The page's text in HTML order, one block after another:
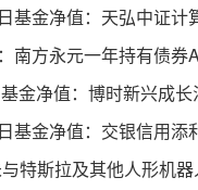
基金净值：天弘中证
南方永元一年持有债券
金净值：博时新兴成
基金净值：交银信用
特斯拉及其他人形机